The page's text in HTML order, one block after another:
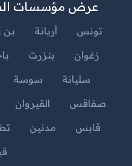
عرض مؤسسات
تونس أريانة
زغوان
بنزرت
سليانة
سوسة
صفاقس
القيروان
قابس
مدنين